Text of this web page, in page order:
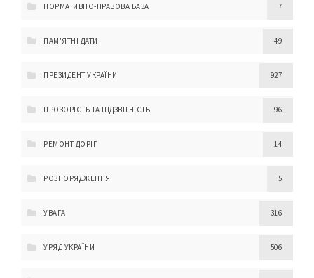
НОРМАТИВНО-ПРАВОВА БАЗА 7
ПАМ'ЯТНІ ДАТИ 49
ПРЕЗИДЕНТ УКРАЇНИ 927
ПРОЗОРІСТЬ ТА ПІДЗВІТНІСТЬ 96
РЕМОНТ ДОРІГ 14
РОЗПОРЯДЖЕННЯ 5
УВАГА! 316
УРЯД УКРАЇНИ 506